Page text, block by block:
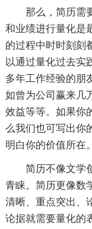
那么，简历需要
和业绩进行量化是
的过程中时时刻刻
以通过量化过去实
多年工作经验的朋
如曾为公司赢来几
效益等等。如果你
么我们也可写出你
明白你的价值所在
简历不像文学创
青睐。简历更像数
清晰、重点突出、
论据就需要量化的